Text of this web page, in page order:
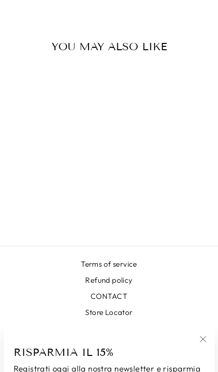
RISPARMIA IL 15%
Registrati oggi alla nostra newsletter e risparmia
YOU MAY ALSO LIKE
Terms of service
Refund policy
CONTACT
Store Locator